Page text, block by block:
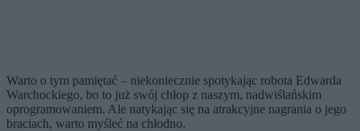
Warto o tym pamiętać – niekoniecznie spotykając robota Edwarda
Warchockiego, bo to już swój chłop z naszym, nadwiślańskim
oprogramowaniem. Ale natykając się na atrakcyjne nagrania o jego
braciach, warto myśleć na chłodno.